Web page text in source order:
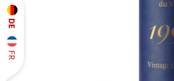
DE
FR